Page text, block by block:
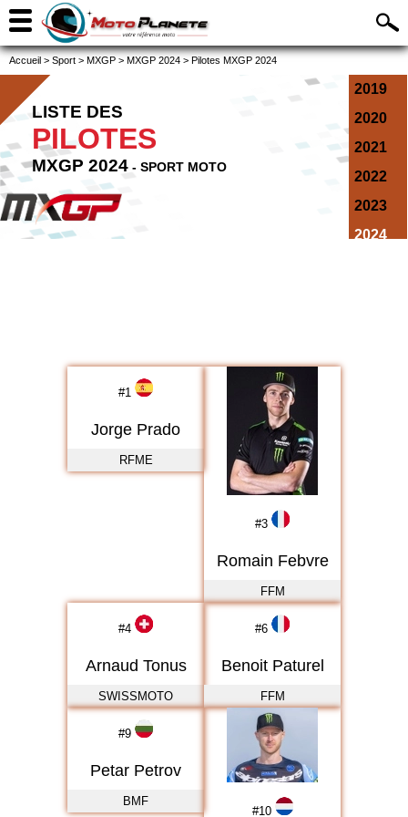
Accueil > Sport > MXGP > MXGP 2024 > Pilotes MXGP 2024
2019
2020
2021
2022
2023
2024
LISTE DES
PILOTES
MXGP 2024 - SPORT MOTO
#1
Jorge Prado
RFME
#3
Romain Febvre
FFM
#4
Arnaud Tonus
SWISSMOTO
#6
Benoit Paturel
FFM
#9
Petar Petrov
BMF
#10